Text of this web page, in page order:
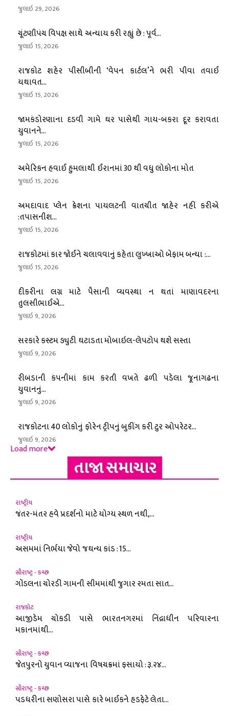
જુલાઇ 29, 2026
ચૂંટણીપંચ વિપક્ષ સાથે અન્યાય કરી રહ્યું છે : પૂર્વ...
જુલાઇ 15, 2026
રાજકોટ શહેર પીસીબીની ‘વેપન કાર્ટલ’ને ભરી પીવા તવાઈ
યથાવત...
જુલાઇ 15, 2026
જામકંડોરણાના દડવી ગામે ઘર પાસેથી ગાય-બકરા દૂર કરાવતા
યુવાનને...
જુલાઇ 15, 2026
અમેરિકન હવાઈ હુમલાથી ઈરાનમાં 30 થી વધુ લોકોના મોત
જુલાઇ 15, 2026
અમદાવાદ પ્લેન ક્રેશના પાયલટની વાતચીત જાહેર નહીં કરીએ
:તપાસનીશ...
જુલાઇ 15, 2026
રાજકોટમાં કાર જોઈને ચલાવવાનું કહેતા લુખ્ખાઓ બેફામ બન્યા :...
જુલાઇ 15, 2026
દીકરીના લગ્ન માટે પૈસાની વ્યવસ્થા ન થતાં માણાવદરના
તુલસીભાઈએ...
જુલાઇ 9, 2026
સરકારે કસ્ટમ ડ્યુટી ઘટાડતા મોબાઇલ-લેપટોપ થશે સસ્તા
જુલાઇ 9, 2026
રીબડાની કંપનીમાં કામ કરતી વખતે ઢળી પડેલા જૂનાગઢના
યુવાનનું...
જુલાઇ 9, 2026
રાજકોટના 40 લોકોનું ફોરેન ટ્રીપનું બુકીંગ કરી ટુર ઓપરેટર...
જુલાઇ 9, 2026
Load more
તાજા સમાચાર
રાષ્ટ્રીય
જંતર-મંતર હવે પ્રદર્શનો માટે યોગ્ય સ્થળ નથી,...
રાષ્ટ્રીય
અસમમાં નિર્ભયા જેવો જઘન્ય કાંડ : 15...
સૌરાષ્ટ્ર - કચ્છ
ગોંડલના ચોરડી ગામની સીમમાંથી જુગાર રમતા સાત...
રાજકોટ
આજીડેમ ચોકડી પાસે ભારતનગરમાં નિંદ્રાધીન પરિવારના
મકાનમાંથી...
સૌરાષ્ટ્ર - કચ્છ
જેતપુરનો યુવાન વ્યાજના વિષચક્રમાં ફસાયો : રૂ.૨૪...
સૌરાષ્ટ્ર - કચ્છ
પડધરીના સણોસરા પાસે કારે બાઈકને હડફેટે લેતા...